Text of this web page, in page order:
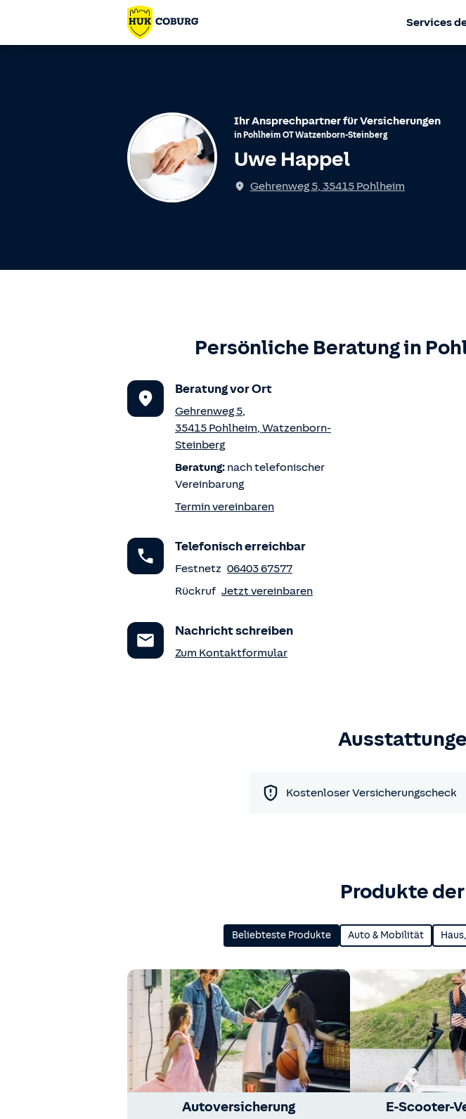
Services
Ihr Ansprechpartner für Versicherungen
in Pohlheim OTWatzenborn-Steinberg
Uwe Happel
Gehrenweg 5, 35415 Pohlheim
Persönliche Beratung in
Beratung vor Ort
Gehrenweg 5,
35415 Pohlheim, Watzenborn-
Steinberg
Beratung: nach telefonischer
Vereinbarung
Termin vereinbaren
Telefonisch erreichbar
Festnetz 06403 67577
Rückruf Jetzt vereinbaren
Nachricht schreiben
Zum Kontaktformular
Kostenloser Versicherungscheck
Produkte der
Beliebteste Produkte Auto & Mobilität
Autoversicherung E-Scooter-